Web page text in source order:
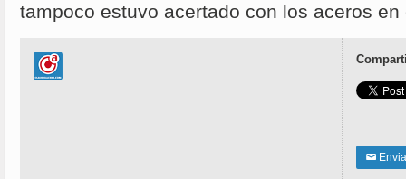
tampoco estuvo acertado con los aceros
✉